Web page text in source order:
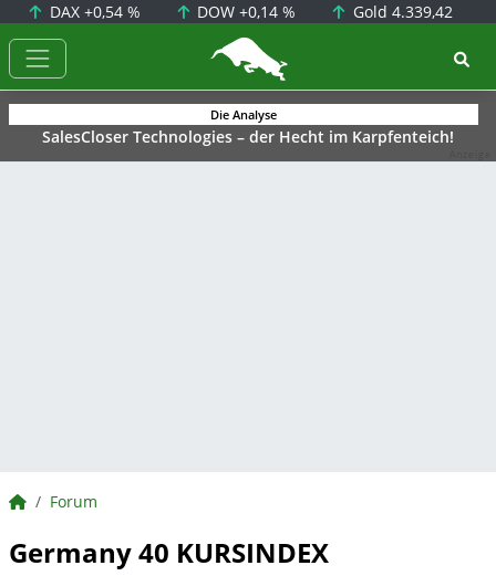
DAX +0,54 % DOW+0,14 % Gold 4.339,42
BörsenNEWS.de
Die Analyse
SalesCloser Technologies – der Hecht im Karpfenteich!
BörsenNEWS.de
Forum
Germany 40 KURSINDEX